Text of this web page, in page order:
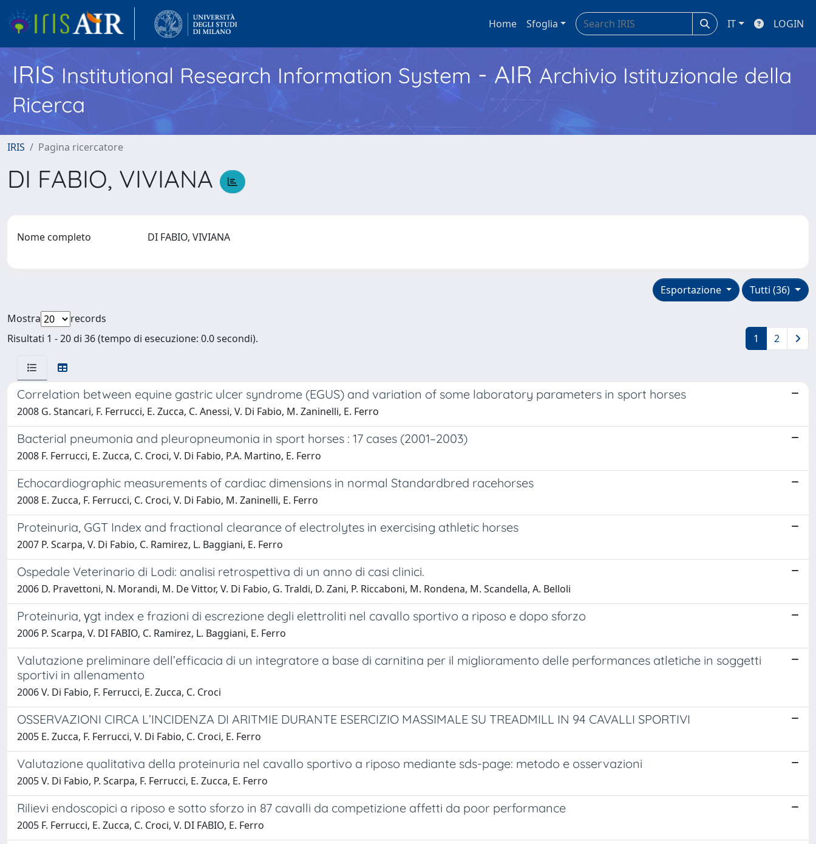
Home Sfoglia IT LOGIN
IRISInstitutional Research Information System - AIR Archivio Istituzionale della
Ricerca
IRIS Pagina ricercatore
DI FABIO, VIVIANA
Nome completo DI FABIO, VIVIANA
Tutti (36)
Esportazione
Mostra
records
Risultati 1 - 20 di 36 (tempo di esecuzione: 0.0 secondi).
1 2
Correlation between equine gastric ulcer syndrome (EGUS) and variation of some laboratory parameters in sport horses
2008 G. Stancari, F. Ferrucci, E. Zucca, C. Anessi, V. Di Fabio, M. Zaninelli, E. Ferro
Bacterial pneumonia and pleuropneumonia in sport horses : 17 cases (2001–2003)
2008 F. Ferrucci, E. Zucca, C. Croci, V. Di Fabio, P.A. Martino, E. Ferro
Echocardiographic measurements of cardiac dimensions in normal Standardbred racehorses
2008 E. Zucca, F. Ferrucci, C. Croci, V. Di Fabio, M. Zaninelli, E. Ferro
Proteinuria, GGT Index and fractional clearance of electrolytes in exercising athletic horses
2007 P. Scarpa, V. Di Fabio, C. Ramirez, L. Baggiani, E. Ferro
Ospedale Veterinario di Lodi: analisi retrospettiva di un anno di casi clinici.
2006 D. Pravettoni, N. Morandi, M. De Vittor, V. Di Fabio, G. Traldi, D. Zani, P. Riccaboni, M. Rondena, M. Scandella, A. Belloli
Proteinuria, γgt index e frazioni di escrezione degli elettroliti nel cavallo sportivo a riposo e dopo sforzo
2006 P. Scarpa, V. DI FABIO, C. Ramirez, L. Baggiani, E. Ferro
Valutazione preliminare dell’efficacia di un integratore a base di carnitina per il miglioramento delle performances atletiche in soggetti
sportivi in allenamento
2006 V. Di Fabio, F. Ferrucci, E. Zucca, C. Croci
OSSERVAZIONI CIRCA L’INCIDENZA DI ARITMIE DURANTE ESERCIZIO MASSIMALE SU TREADMILL IN 94 CAVALLI SPORTIVI
2005 E. Zucca, F. Ferrucci, V. Di Fabio, C. Croci, E. Ferro
Valutazione qualitativa della proteinuria nel cavallo sportivo a riposo mediante sds-page: metodo e osservazioni
2005 V. Di Fabio, P. Scarpa, F. Ferrucci, E. Zucca, E. Ferro
Rilievi endoscopici a riposo e sotto sforzo in 87 cavalli da competizione affetti da poor performance
2005 F. Ferrucci, E. Zucca, C. Croci, V. DI FABIO, E. Ferro